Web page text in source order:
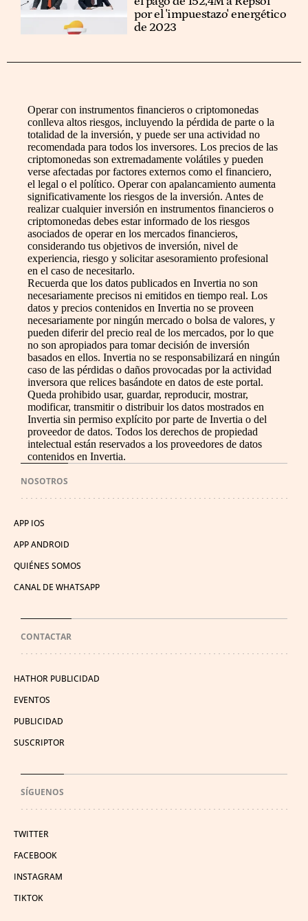
por el 'impuestazo' energético
de 2023
Operar con instrumentos financieros o criptomonedas
conlleva altos riesgos, incluyendo la pérdida de parte o la
totalidad de la inversión, y puede ser una actividad no
recomendada para todos los inversores. Los precios de las
criptomonedas son extremadamente volátiles y pueden
verse afectadas por factores externos como el financiero,
el legal o el político. Operar con apalancamiento aumenta
significativamente los riesgos de la inversión. Antes de
realizar cualquier inversión en instrumentos financieros o
criptomonedas debes estar informado de los riesgos
asociados de operar en los mercados financieros,
considerando tus objetivos de inversión, nivel de
experiencia, riesgo y solicitar asesoramiento profesional
en el caso de necesitarlo.
Recuerda que los datos publicados en Invertia no son
necesariamente precisos ni emitidos en tiempo real. Los
datos y precios contenidos en Invertia no se proveen
necesariamente por ningún mercado o bolsa de valores, y
pueden diferir del precio real de los mercados, por lo que
no son apropiados para tomar decisión de inversión
basados en ellos. Invertia no se responsabilizará en ningún
caso de las pérdidas o daños provocadas por la actividad
inversora que relices basándote en datos de este portal.
Queda prohibido usar, guardar, reproducir, mostrar,
modificar, transmitir o distribuir los datos mostrados en
Invertia sin permiso explícito por parte de Invertia o del
proveedor de datos. Todos los derechos de propiedad
intelectual están reservados a los proveedores de datos
contenidos en Invertia.
NOSOTROS
APP IOS
APP ANDROID
QUIÉNES SOMOS
CANAL DE WHATSAPP
CONTACTAR
HATHOR PUBLICIDAD
EVENTOS
PUBLICIDAD
SUSCRIPTOR
SÍGUENOS
TWITTER
FACEBOOK
INSTAGRAM
TIKTOK